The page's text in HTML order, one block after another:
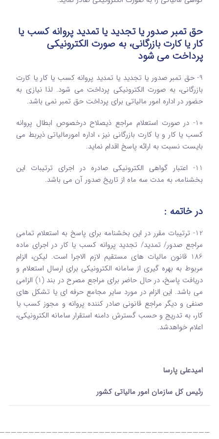
حق تمبر صدور یا تجدید یا تمدید پروانه کسب یا
کار یا کارت بازرگانی، به صورت الکترونیکی
پرداخت می شود
9- حق تمبر صدور یا تجدید یا تمدید پروانه کسب یا کار یا کارت
بازرگانی، به صورت الکترونیکی پرداخت می شود. لذا نیازی به
حضور در اداره امور مالیاتی برای پرداخت حق تمبر نمی باشد.
10- در صورت استعلام مراجع ذیصلاح درخصوص ابطال پروانه
کسب یا کار و یا کارت بازرگانی نیز ، اداره امورمالیاتی ذیربط می
بایست نسبت به ارائه پاسخ اقدام نماید.
11- اعتبار گواهی الکترونیکی صادره در اجرای ترتیبات این
بخشنامه، به مدت سه ماه از تاریخ صدور آن می باشد.
در خاتمه :
12- ترتیبات مقرر در این بخشنامه برای پاسخ به استعلام تمامی
مراجع صدور/ تمدید/ تجدید پروانه کسب یا کار در اجرای ماده
186 قانون مالیات های مستقیم لازم الاجرا است. لیکن، الزام
مربوط به بهره گیری از سامانه الکترونیکی برای ارسال استعلام و
دریافت پاسخ، در حال حاضر برای مراجع مصرح در بند (1) الزامی
می باشد. این الزام در مورد سایر مجامع حرفه ای یا تشکل های
صنفی و دیگر مراجع قانونی صادر کننده پروانه و مجوز کسب یا
کار، به تدریج و حسب گسترش دامنه استقرار سامانه الکترونیکی،
اعلام خواهدشد.
امیدعلی پارسا
رئیس کل سازمان امور مالیاتی کشور